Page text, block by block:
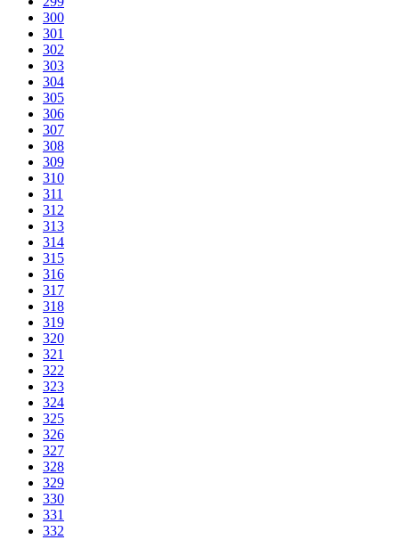
300
301
302
303
304
305
306
307
308
309
310
311
312
313
314
315
316
317
318
319
320
321
322
323
324
325
326
327
328
329
330
331
332